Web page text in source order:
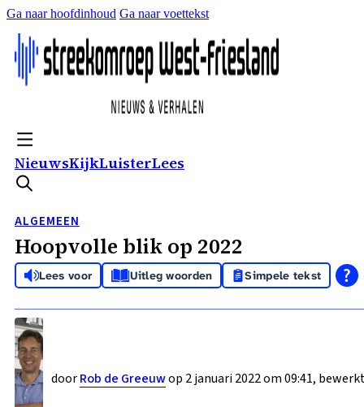
Ga naar hoofdinhoud Ga naar voettekst
NieuwsKijkLuisterLees
ALGEMEEN
Hoopvolle blik op 2022
Lees voor Uitleg woorden Simpele tekst
doorRob de Greeuwop 2 januari 2022 om 09:41,